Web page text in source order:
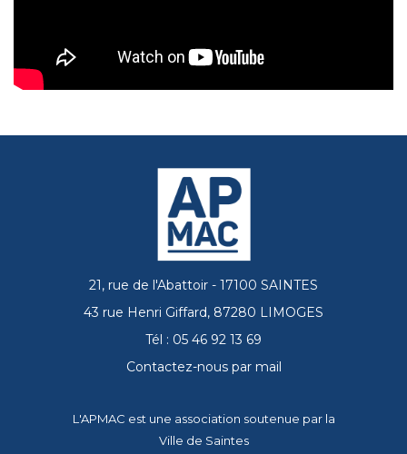
21, rue de l'Abattoir - 17100 SAINTES
43 rue Henri Giffard, 87280 LIMOGES
Tél : 05 46 92 13 69
Contactez-nous par mail
L'APMAC est une association soutenue par la
Ville de Saintes